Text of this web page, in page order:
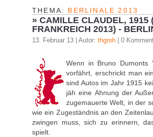
THEMA: BERLINALE 2013
» CAMILLE CLAUDEL, 1915
FRANKREICH 2013) -
13. Februar 13 | Autor: thgroh | 0
Wenn in Bruno Dumonts
vorfährt, erschrickt man
sind Autos im Jahr 1915
jäh eine Ahnung der
zugemauerte Welt, in der
wie ein Zugeständnis an den
zwingen muss, sich zu erinnern,
spielt.